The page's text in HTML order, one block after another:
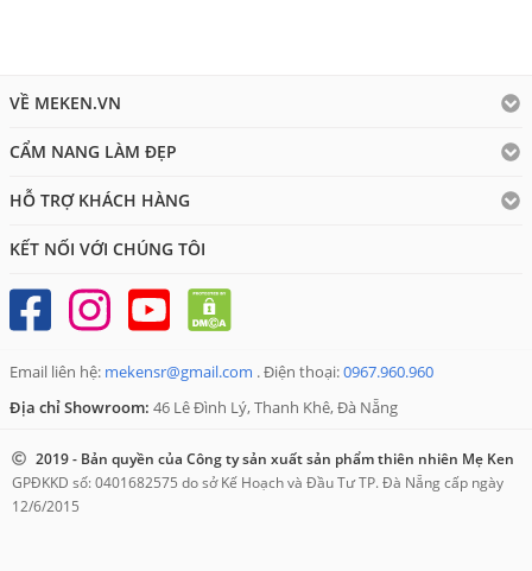
VỀ MEKEN.VN
CẨM NANG LÀM ĐẸP
HỖ TRỢ KHÁCH HÀNG
KẾT NỐI VỚI CHÚNG TÔI
Email liên hệ: mekensr@gmail.com . Điện thoại:0967.960.960
Địa chỉ Showroom: 46 Lê Đình Lý, Thanh Khê, Đà Nẵng
2019 - Bản quyền của Công ty sản xuất sản phẩm thiên nhiên Mẹ Ken
GPĐKKD số: 0401682575 do sở Kế Hoạch và Đầu Tư TP. Đà Nẵng cấp ngày
12/6/2015